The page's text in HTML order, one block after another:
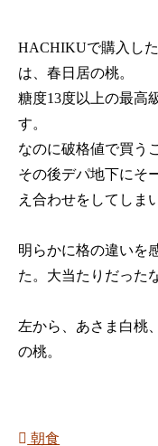
HACHIKUで購入し
は、春日居の桃。
糖度13度以上の最高
す。
なのに破格値で買う
その後デパ地下にそ
え合わせをしてしま
明らかに格の違いを
た。大当たりだった
左から、あさま白桃
の桃。
朝食